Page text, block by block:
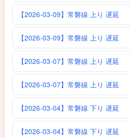
【2026-03-09】常磐線 上り 遅延
【2026-03-09】常磐線 上り 遅延
【2026-03-07】常磐線 上り 遅延
【2026-03-07】常磐線 上り 遅延
【2026-03-04】常磐線 下り 遅延
【2026-03-04】常磐線 下り 遅延